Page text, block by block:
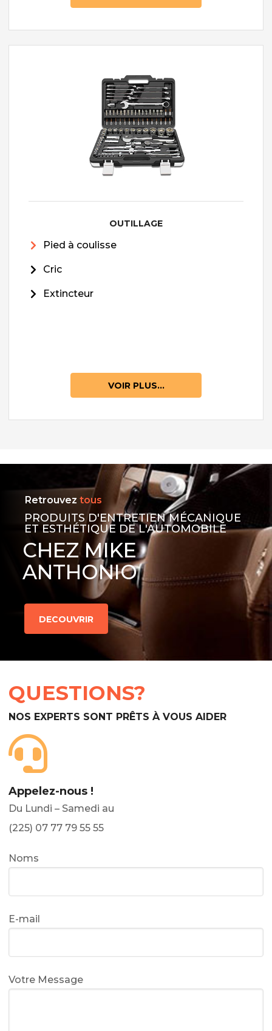
OUTILLAGE
Pied à coulisse
Cric
Extincteur
VOIR PLUS...
Retrouvez tous
PRODUITS D'ENTRETIEN MÉCANIQUE
ET ESTHÉTIQUE DE L'AUTOMOBILE
CHEZ MIKE
ANTHONIO
DECOUVRIR
QUESTIONS?
NOS EXPERTS SONT PRÊTS À VOUS AIDER
Appelez-nous !
Du Lundi – Samedi au
(225) 07 77 79 55 55
Noms
E-mail
Votre Message